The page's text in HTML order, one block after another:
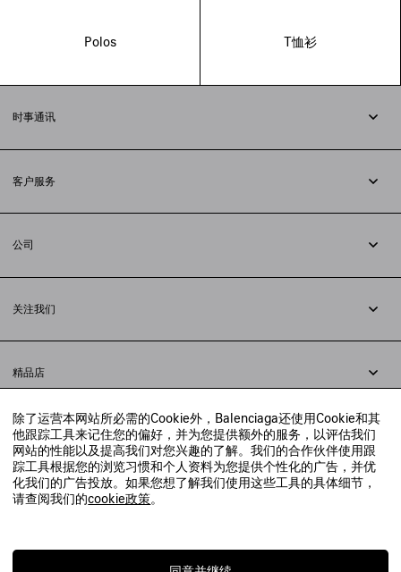
除了运营本网站所必需的Cookie外，Balenciaga还使用Cookie和其
他跟踪工具来记住您的偏好，并为您提供额外的服务，以评估我们
网站的性能以及提高我们对您兴趣的了解。我们的合作伙伴使用跟
踪工具根据您的浏览习惯和个人资料为您提供个性化的广告，并优
化我们的广告投放。如果您想了解我们使用这些工具的具体细节，
请查阅我们的cookie政策。
Polos T恤衫
时事通讯
客户服务
配送方式
支付
常见问题解答
公司
法律问题
联合国世界粮食计划署
举报平台
关注我们
小红书
抖音
精品店
寻找附近的精品店
实时聊天客服
发送邮件
我们将在24小时内给予回复
联系我们：400-610-6018
© 2020 巴黎世家贸易（上海）有限公司